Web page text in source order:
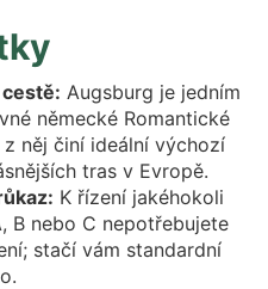
Augsburg je jedním
německé Romantické
něj činí ideální výchozí
tras v Evropě.
K řízení jakéhokoli
B nebo C nepotřebujete
stačí vám standardní